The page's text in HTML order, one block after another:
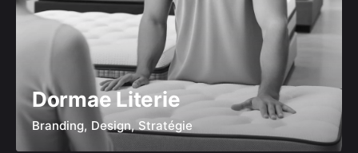
Dormae Literie
Branding Design Stratégie